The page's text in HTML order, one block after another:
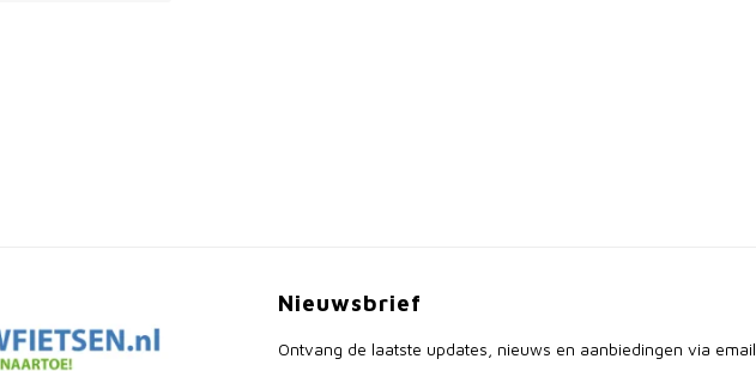
Nieuwsbrief
Ontvang de laatste updates, nieuws en aanbiedingen via email